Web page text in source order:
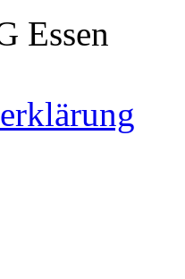
Essen